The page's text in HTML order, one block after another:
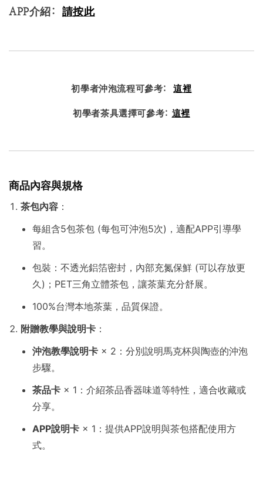
APP介紹: 請按此
初學者沖泡流程可參考:這裡
初學者茶具選擇可參考: 這裡
商品內容與規格
茶包內容 ：
每組含5包茶包 (每包可沖泡5次)，適配APP引導學
習。
包裝：不透光鋁箔密封，內部充氮保鮮 (可以存放更
久)；PET三角立體茶包，讓茶葉充分舒展。
100%台灣本地茶葉，品質保證。
附贈教學與說明卡 ：
沖泡教學說明卡 × 2：分別說明馬克杯與陶壺的沖泡
步驟。
茶品卡 × 1：介紹茶品香器味道等特性，適合收藏或
分享。
APP說明卡 × 1：提供APP說明與茶包搭配使用方
式。